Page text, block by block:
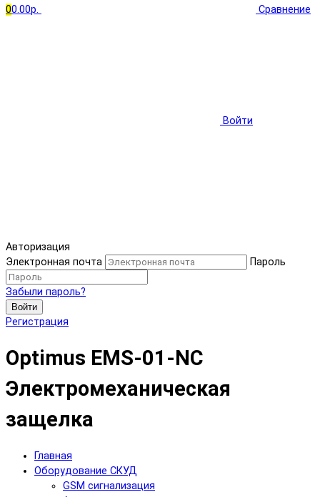
00.00р. Сравнение
Войти
Авторизация
Электронная почта
Пароль
Забыли пароль?
Войти
Регистрация
Optimus EMS-01-NC
Электромеханическая
защелка
Главная
Оборудование СКУД
GSM сигнализация